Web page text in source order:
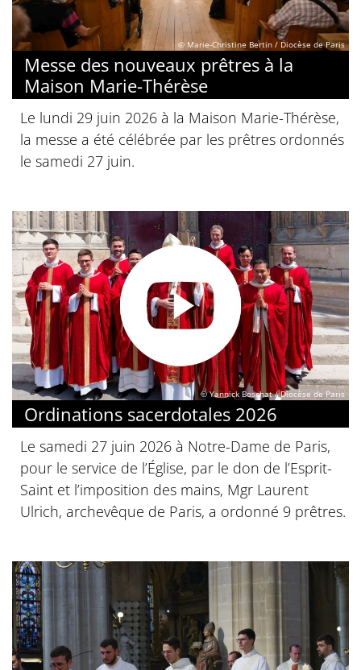
© Marie-Christine Bertin / Diocèse de Paris
Messe des nouveaux prêtres à la
Maison Marie-Thérèse
Le lundi 29 juin 2026 à la Maison Marie-Thérèse,
la messe a été célébrée par les prêtres ordonnés
le samedi 27 juin.
© Yannick Boschat / Diocèse de Paris
Ordinations sacerdotales 2026
Le samedi 27 juin 2026 à Notre-Dame de Paris,
pour le service de l’Église, par le don de l’Esprit-
Saint et l’imposition des mains, Mgr Laurent
Ulrich, archevêque de Paris, a ordonné 9 prêtres.